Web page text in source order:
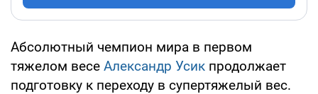
Абсолютный чемпион мира в первом
тяжелом весе Александр Усик продолжает
подготовку к переходу в супертяжелый вес.